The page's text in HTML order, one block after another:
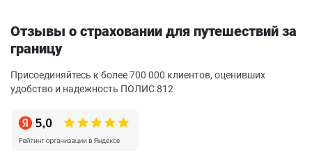
Отзывы о страховании для путешествий за
границу
Присоединяйтесь к более 700 000 клиентов, оценивших
удобство и надежность ПОЛИС 812